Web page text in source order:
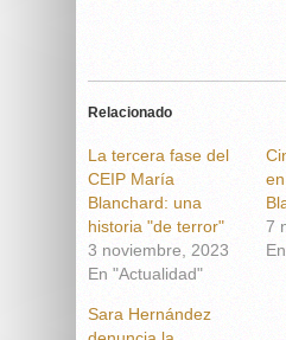
Relacionado
La tercera fase del
CEIP María
Blanchard: una
historia "de terror"
3 noviembre, 2023
En "Actualidad"
7
Sara Hernández